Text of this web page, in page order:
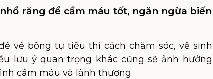
răng để cầm máu tốt, ngăn ngừa biến
về bông tự tiêu thì cách chăm sóc, vệ sinh
lưu ý quan trọng khác cũng sẽ ảnh hưởng
cầm máu và lành thương.